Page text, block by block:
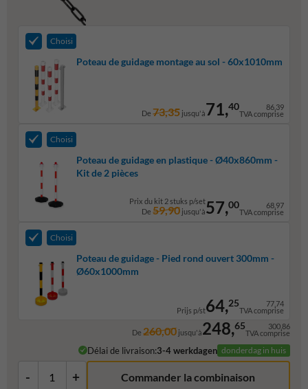
Choisi
Poteau de guidage montage au sol - 60x1010mm
De 73,35 jusqu'à71,40 86,39
TVA comprise
Choisi
Poteau de guidage en plastique - Ø40x860mm -
Kit de 2 pièces
Prix du kit 2 stuks p/set
De 59,90 jusqu'à57,00 68,97
TVA comprise
Choisi
Poteau de guidage - Pied rond ouvert 300mm -
Ø60x1000mm
Prijs p/st64,25 77,74
TVA comprise
De 260,00 jusqu'à248,65 300,86
TVA comprise
Délai de livraison:3-4 werkdagen donderdag in huis
- + Commander la combinaison